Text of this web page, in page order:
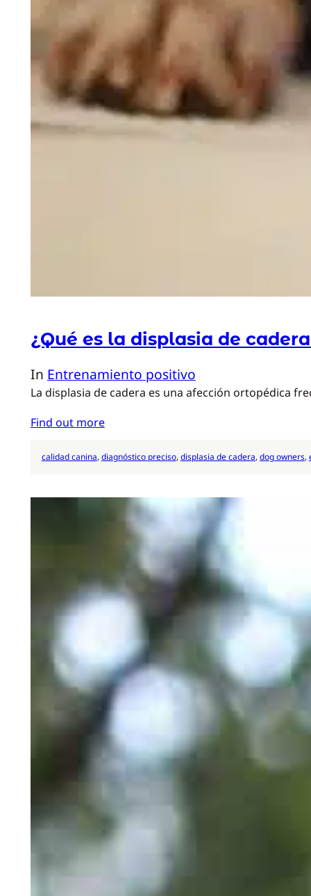
¿Qué es la displasia de
In Entrenamiento positivo
La displasia de cadera es una afección ortopédica
Find out more
calidad canina, diagnóstico preciso, displasia de cadera, dog owners,